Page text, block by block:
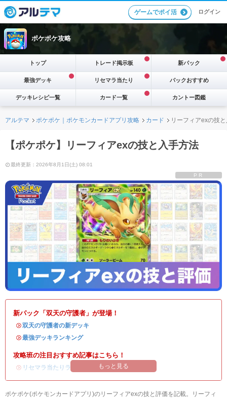
ゲームでポイ活 ログイン
ポケポケ攻略
トップ トレード掲示板 新パック
最強デッキ リセマラ当たり パックおすすめ
デッキレシピ一覧 カード一覧 カントー図鑑
アルテマ ポケポケ｜ポケモンカードアプリ攻略 カード リーフィアexの技
【ポケポケ】リーフィアexの技と入手方法
最終更新：2026年8月1日(土) 08:01
PR
新パック「双天の守護者」が登場！
・双天の守護者の新デッキ
・最強デッキランキング
攻略班の注目おすすめ記事はこちら！
・ リセマラ当たりランキング /リセマラのやり方
もっと見る
ポケポケ(ポケモンカードアプリ)のリーフィアexの技と評価を記載。リーフィ